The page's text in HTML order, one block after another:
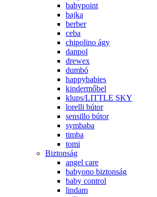
babypoint
bajka
berber
ceba
chipolino ágy
danpol
drewex
dumbó
happybabies
kindermőbel
klups/LITTLE SKY
lorelli bútor
sensillo bútor
symbaba
timba
tomi
Biztonság
angel care
babyono biztonság
baby control
lindam